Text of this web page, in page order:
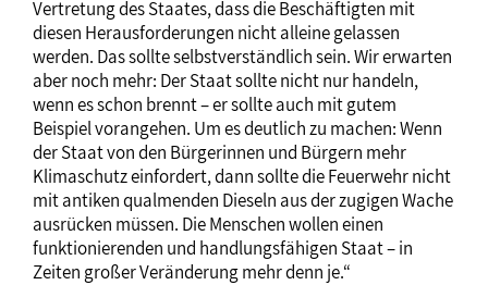
Vertretung des Staates, dass die Beschäftigten mit
diesen Herausforderungen nicht alleine gelassen
werden. Das sollte selbstverständlich sein. Wir erwarten
aber noch mehr: Der Staat sollte nicht nur handeln,
wenn es schon brennt – er sollte auch mit gutem
Beispiel vorangehen. Um es deutlich zu machen: Wenn
der Staat von den Bürgerinnen und Bürgern mehr
Klimaschutz einfordert, dann sollte die Feuerwehr nicht
mit antiken qualmenden Dieseln aus der zugigen Wache
ausrücken müssen. Die Menschen wollen einen
funktionierenden und handlungsfähigen Staat – in
Zeiten großer Veränderung mehr denn je.“